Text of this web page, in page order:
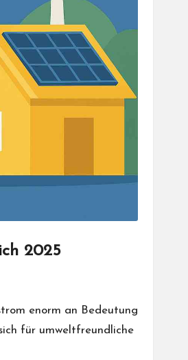
2025
enorm an Bedeutung
für umweltfreundliche